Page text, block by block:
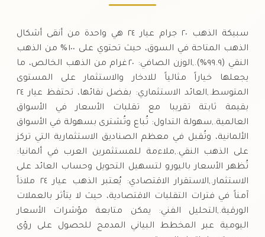
سبيكة الذهب ٢٠ جرام عيار ٢٤ هي واحدة من أنقى أشكال
الذهب المتاحة في السوق، حيث تحتوي على ١٠٠ % من الذهب
النقي (٩٩.٩%).,الوزن الصافي: ٢٠ غرام من الذهب الخالص، ما
يجعلها خياراً مثالياً للادخار والاستثمار على المستوى
المتوسط.,العائد الاستثماري: بفضل نقائها، تحتفظ عيار ٢٤
بقيمة ثابتة تقريبا مع تقلبات الأسعار في الأسواق
العالمية.,سهولة التداول: تُباع وتُشترى بسهولة في الأسواق
الألمانية، وتُقبل في معظم الصناديق الاستثمارية التي تركز
على الذهب النقي.,ملاءمة للمستثمرين العرب في ألمانيا:
تُظهر الأسعار باليورو لتسهيل التحويل وحساب العائد على
الاستثمار.,الاستقرار الاقتصادي: يُعتبر الذهب عيار ٢٤ ملاذاً
آمناً في فترات التقلبات الاقتصادية، حيث لا يتأثر بالعملات
الورقية.,التحليل الفني: يمكن متابعة مؤشرات الأسعار
اليومية عبر المخطط البياني المدمج للحصول على رؤى